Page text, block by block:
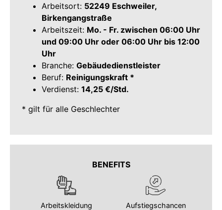
Arbeitsort: 52249 Eschweiler,
Birkengangstraße
Arbeitszeit: Mo. - Fr. zwischen 06:00 Uhr
und 09:00 Uhr oder 06:00 Uhr bis 12:00
Uhr
Branche: Gebäudedienstleister
Beruf: Reinigungskraft *
Verdienst: 14,25 €/Std.
* gilt für alle Geschlechter
BENEFITS
Arbeitskleidung Aufstiegschancen